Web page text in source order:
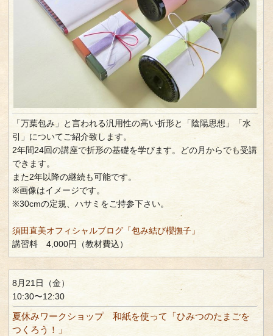
「万葉包み」と言われる汎用性の高い折形と「陰陽思想」「水
引」についてご紹介致します。
2年間24回の講座で折形の基礎を学びます。どの月からでも受講
できます。
また2年以降の継続も可能です。
※画像はイメージです。
※30cmの定規、ハサミをご持参下さい。
須田直美オフィシャルブログ「包み結び櫻撫子」
講習料 4,000円（教材費込）
8月21日（金）
10:30〜12:30
夏休みワークショップ 和紙を使って「ひみつのたまごを
つくろう！」